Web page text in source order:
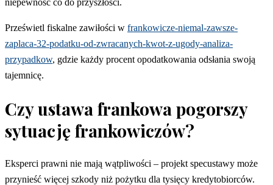
niepewność co do przyszłości.
Prześwietl fiskalne zawiłości w frankowicze-niemal-zawsze-
zaplaca-32-podatku-od-zwracanych-kwot-z-ugody-analiza-
przypadkow, gdzie każdy procent opodatkowania odsłania swoją
tajemnicę.
Czy ustawa frankowa pogorszy
sytuację frankowiczów?
Eksperci prawni nie mają wątpliwości – projekt specustawy może
przynieść więcej szkody niż pożytku dla tysięcy kredytobiorców.